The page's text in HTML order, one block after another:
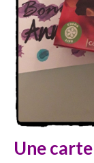
Une